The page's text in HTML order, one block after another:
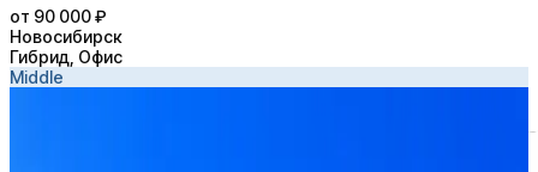
от 90 000 ₽
Новосибирск
Гибрид, Офис
Middle